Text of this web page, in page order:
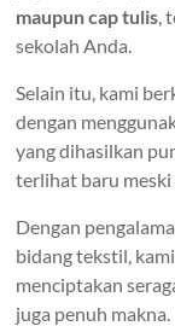
maupun cap tulis ,
sekolah Anda.
Selain itu, kami
dengan
yang dihasilkan
terlihat baru meski
Dengan
bidang tekstil,
menciptakan
juga penuh makna.